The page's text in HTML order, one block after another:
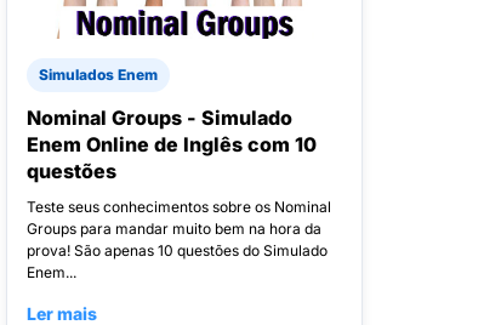
Simulados Enem
Nominal Groups - Simulado
Enem Online de Inglês com 10
questões
Teste seus conhecimentos sobre os Nominal
Groups para mandar muito bem na hora da
prova! São apenas 10 questões do Simulado
Enem...
Ler mais